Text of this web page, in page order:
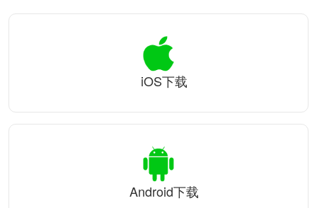
iOS下载
Android下载